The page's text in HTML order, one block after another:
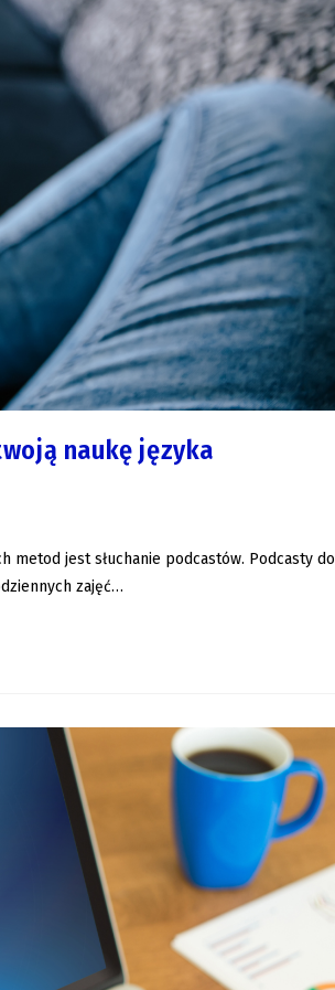
naukę języka
metod jest słuchanie podcastów. Podcasty do
zajęć…